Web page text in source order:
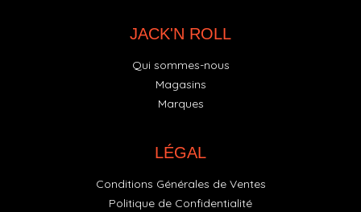
JACK'N ROLL
Qui sommes-nous
Magasins
Marques
LÉGAL
Conditions Générales de Ventes
Politique de Confidentialité